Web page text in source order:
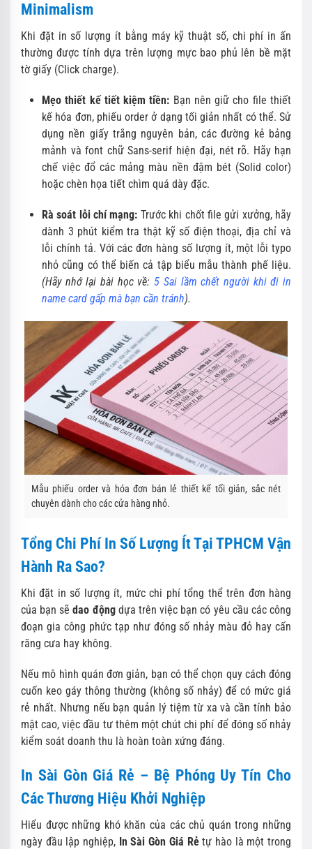
Minimalism
Khi đặt in số lượng ít bằng máy kỹ thuật số, chi phí in ấn
thường được tính dựa trên lượng mực bao phủ lên bề mặt
tờ giấy (Click charge).
Mẹo thiết kế tiết kiệm tiền: Bạn nên giữ cho file thiết
kế hóa đơn, phiếu order ở dạng tối giản nhất có thể. Sử
dụng nền giấy trắng nguyên bản, các đường kẻ bảng
mảnh và font chữ Sans-serif hiện đại, nét rõ. Hãy hạn
chế việc đổ các mảng màu nền đậm bét (Solid color)
hoặc chèn họa tiết chìm quá dày đặc.
Rà soát lỗi chí mạng: Trước khi chốt file gửi xưởng, hãy
dành 3 phút kiểm tra thật kỹ số điện thoại, địa chỉ và
lỗi chính tả. Với các đơn hàng số lượng ít, một lỗi typo
nhỏ cũng có thể biến cả tập biểu mẫu thành phế liệu.
(Hãy nhớ lại bài học về: 5 Sai lầm chết người khi đi in
name card gấp mà bạn cần tránh).
Mẫu phiếu order và hóa đơn bán lẻ thiết kế tối giản, sắc nét
chuyên dành cho các cửa hàng nhỏ.
Tổng Chi Phí In Số Lượng Ít Tại TPHCM Vận
Hành Ra Sao?
Khi đặt in số lượng ít, mức chi phí tổng thể trên đơn hàng
của bạn sẽdao độngdựa trên việc bạn có yêu cầu các công
đoạn gia công phức tạp như đóng số nhảy màu đỏ hay cấn
răng cưa hay không.
Nếu mô hình quán đơn giản, bạn có thể chọn quy cách đóng
cuốn keo gáy thông thường (không số nhảy) để có mức giá
rẻ nhất. Nhưng nếu bạn quản lý tiệm từ xa và cần tính bảo
mật cao, việc đầu tư thêm một chút chi phí để đóng số nhảy
kiểm soát doanh thu là hoàn toàn xứng đáng.
In Sài Gòn Giá Rẻ – Bệ Phóng Uy Tín Cho
Các Thương Hiệu Khởi Nghiệp
Hiểu được những khó khăn của các chủ quán trong những
ngày đầu lập nghiệp, In Sài Gòn Giá Rẻtự hào là một trong